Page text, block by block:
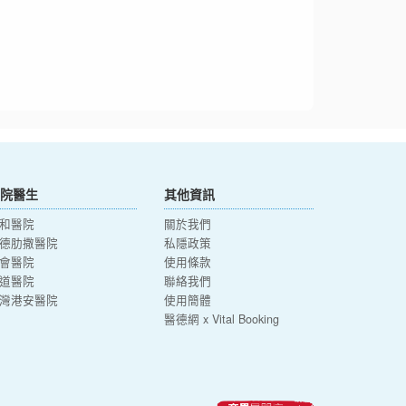
醫生
醫院
肋撒醫院
醫院
醫院
港安醫院
其他資訊
關於我們
私隱政策
使用條款
聯絡我們
使用簡體
醫德網 x Vital Booking